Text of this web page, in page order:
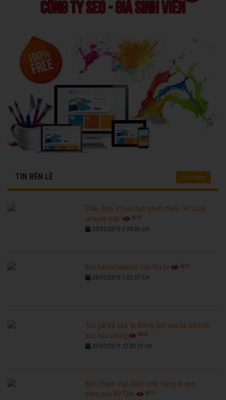
TIN BÊN LỀ Đọc thêm
Châu Tinh Trì hứa hẹn phim chiếu Tết 'cười
ra nước mắt'
6775
03/01/2019 2:04:06 CH
Kim Kardashian có con thứ tư 6272
03/01/2019 1:03:37 CH
'Em gái trà sữa' bị đồn ly hôn sau bê bối tình
dục của chồng
6594
03/01/2019 12:03:33 CH
Ngô Thanh Vân, Đàm Vĩnh Hưng đi xem
phim của Mỹ Tâm
6273